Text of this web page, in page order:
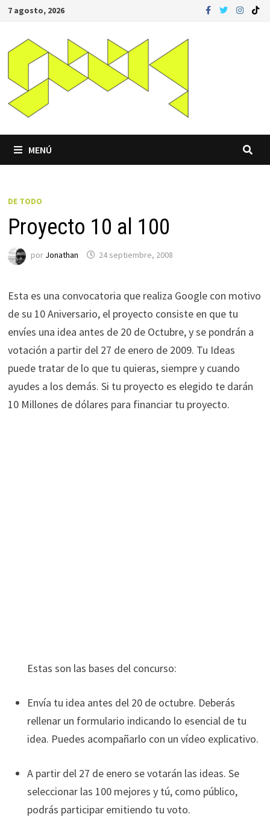
Saltar
contenido
7 agosto, 2026
MENÚ
DE TODO
Proyecto 10 al 100
por Jonathan 24 septiembre, 2008
Esta es una convocatoria que realiza Google con motivo
de su 10 Aniversario, el proyecto consiste en que tu
envíes una idea antes de 20 de Octubre, y se pondrán a
votación a partir del 27 de enero de 2009. Tu Ideas
puede tratar de lo que tu quieras, siempre y cuando
ayudes a los demás. Si tu proyecto es elegido te darán
10 Millones de dólares para financiar tu proyecto.
Estas son las bases del concurso:
Envía tu idea antes del 20 de octubre. Deberás
rellenar un formulario indicando lo esencial de tu
idea. Puedes acompañarlo con un vídeo explicativo.
A partir del 27 de enero se votarán las ideas. Se
seleccionar las 100 mejores y tú, como público,
podrás participar emitiendo tu voto.